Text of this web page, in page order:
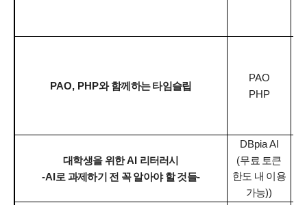
PAO, PHP와 함께하는 타임슬립
PAO
PHP
대학생을 위한AI 리터러시
-AI 로 과제하기 전 꼭 알아야 할 것들-
DBpia AI
(무료 토큰
한도 내 이용
가능))